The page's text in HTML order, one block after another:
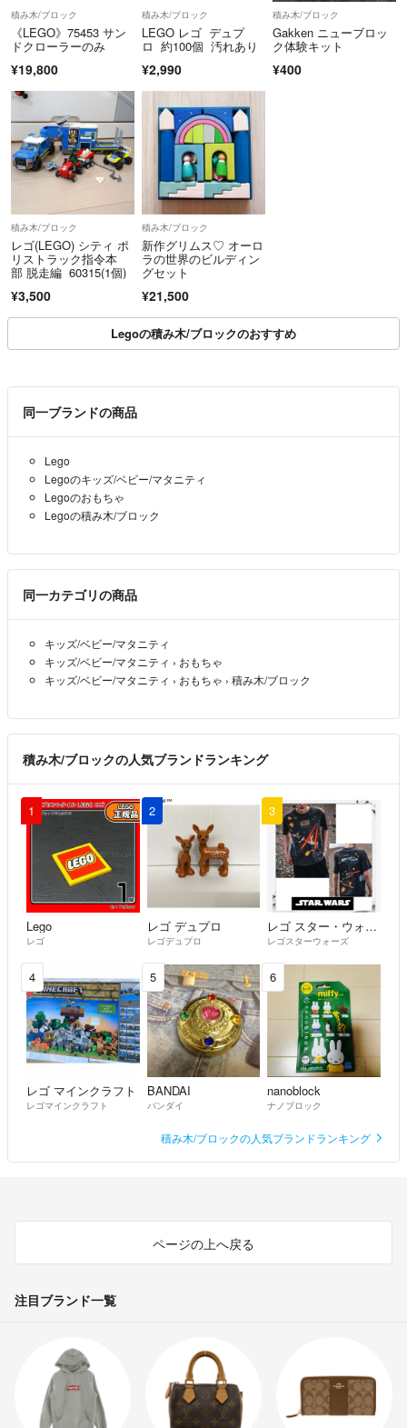
積み木/ブロック
《LEGO》75453 サン
ドクローラーのみ
¥19,800
積み木/ブロック
LEGO レゴ デュプ
ロ 約100個 汚れあり
¥2,990
積み木/ブロック
Gakken ニューブロッ
ク体験キット
¥400
積み木/ブロック
レゴ(LEGO) シティ ポ
リストラック指令本
部 脱走編 60315(1個)
¥3,500
積み木/ブロック
新作グリムス♡ オーロ
ラの世界のビルディン
グセット
¥21,500
Legoの積み木/ブロックのおすすめ
同一ブランドの商品
Lego
Legoのキッズ/ベビー/マタニティ
Legoのおもちゃ
Legoの積み木/ブロック
同一カテゴリの商品
キッズ/ベビー/マタニティ
キッズ/ベビー/マタニティ › おもちゃ
キッズ/ベビー/マタニティ › おもちゃ › 積み木/ブロック
積み木/ブロックの人気ブランドランキング
1
Lego
レゴ
2
レゴ デュプロ
レゴデュプロ
3
レゴ スター・ウォーズ
レゴスターウォーズ
4
レゴ マインクラフト
レゴマインクラフト
5
BANDAI
バンダイ
6
nanoblock
ナノブロック
積み木/ブロックの人気ブランドランキング
ページの上へ戻る
注目ブランド一覧